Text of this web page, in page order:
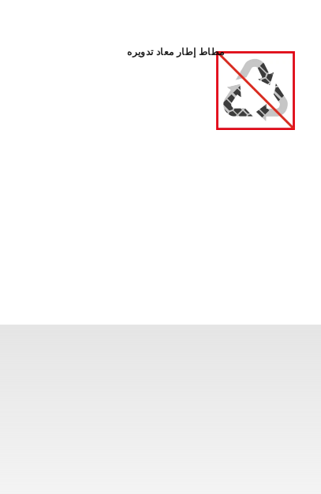
مطاط إطار معاد تدويره